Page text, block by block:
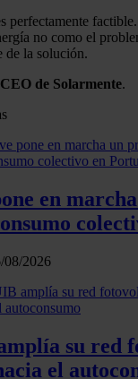
perfectamente
no como el
de la solución.
de Solarmente.
en
08/2026
su red
el